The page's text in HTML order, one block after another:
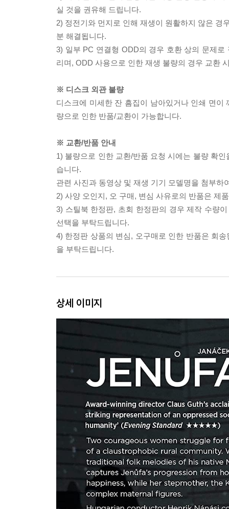
실 것을 권유해 드립니다.
2) 정전기와 먼지로 인해 재생이 원활하지 않은 경
분 해결됩니다.
3) 일부 PC 연결형 ODD의 경우 호환 상의 문제
리며, ODD 사용으로 인한 재생 불량의 경우 교환
※ 디스크 외관 불량
디스크에 미세한 잔 흠집이 남아있거나 인쇄 면
량으로 인한 반품/교환이 가능합니다.
※ 교환/반품 안내
1) 불량으로 인한 교환/반품 요청 시에는 불량 확
습니다.
관련 사진과 동영상 및 재생 기기 모델명을 첨부하
2) 사양 오인지, 오 구매, 변심 사유로의 반품은 제
3) 스틸북 한정판, 초회 한정판의 경우 제작 수량
선택을 부탁드립니다.
4) 한정판 상품의 변심, 오구매로 인한 반품은 회
을 부탁드립니다.
상세 이미지